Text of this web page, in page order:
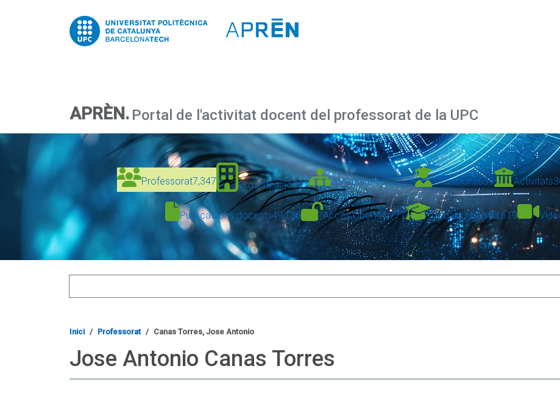
APRÈN. Portal de l'activitat docent del professorat de la UPC
Professorat7,347 Organització327 Assignatures12,328 Titulacions639 Activitats
Publicacions docents49,136 Accés Obert61,777 Treballs finals83,619
Inici Professorat Canas Torres, Jose Antonio
Jose Antonio Canas Torres